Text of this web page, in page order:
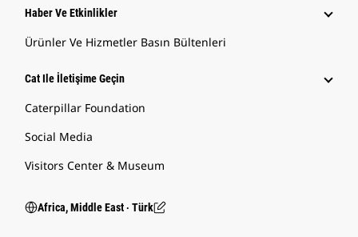
Haber Ve Etkinlikler
Ürünler Ve Hizmetler Basın Bültenleri
Cat Ile İletişime Geçin
Caterpillar Foundation
Social Media
Visitors Center & Museum
Africa, Middle East ‧ Türk